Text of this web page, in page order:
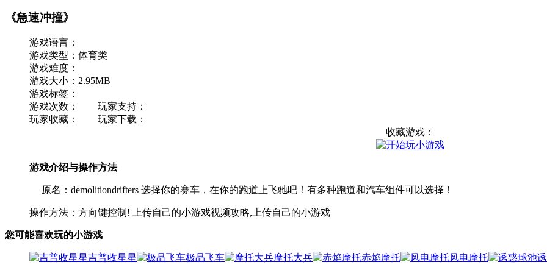
《急速冲撞》
游戏语言：
游戏类型：体育类
游戏难度：
游戏大小：2.95MB
游戏标签：
游戏次数： 玩家支持：
玩家收藏： 玩家下载：
收藏游戏：
游戏介绍与操作方法
原名：demolitiondrifters 选择你的赛车，在你的跑道上飞驰吧！有多种跑道和汽车组件可以选择！
操作方法：方向键控制! 上传自己的小游戏视频攻略,上传自己的小游戏
您可能喜欢玩的小游戏
吉普收星星 极品飞车 摩托大兵 赤焰摩托 风电摩托